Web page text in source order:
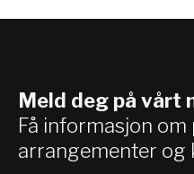
Meld deg på vårt
Få informasjon om
arrangementer og